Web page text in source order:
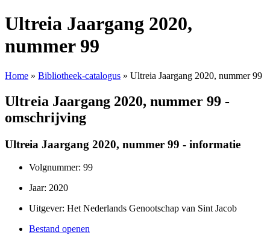
Ultreia Jaargang 2020,
nummer 99
Home » Bibliotheek-catalogus » Ultreia Jaargang 2020, nummer 99
Ultreia Jaargang 2020, nummer 99 -
omschrijving
Ultreia Jaargang 2020, nummer 99 - informatie
Volgnummer: 99
Jaar: 2020
Uitgever: Het Nederlands Genootschap van Sint Jacob
Bestand openen